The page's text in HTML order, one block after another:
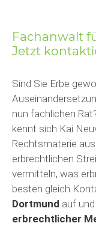
Fachanwalt
Jetzt
Sind Sie Erbe
nun fachlichen
kennt sich Kai
Rechtsmaterie
erbrechtlichen
vermitteln, was
besten gleich
Dortmund auf
erbrechtlicher